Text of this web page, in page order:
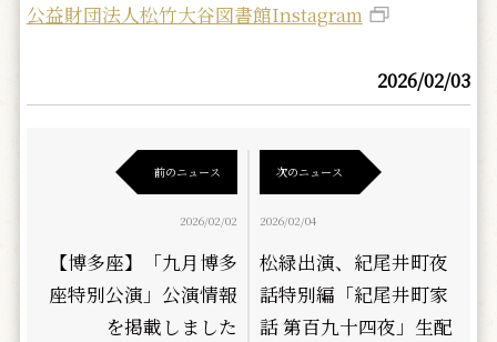
公益財団法人松竹大谷図書館Instagram
2026/02/03
前のニュース
2026/02/02
【博多座】「九月博多
座特別公演」公演情報
を掲載しました
次のニュース
2026/02/04
松緑出演、紀尾井町夜
話特別編「紀尾井町家
話 第百九十四夜」生配